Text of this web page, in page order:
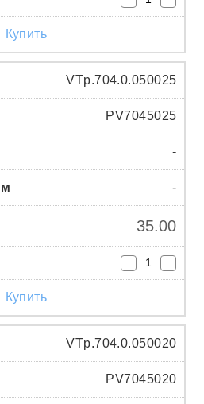
Купить
VTp.704.0.050025
PV7045025
-
-
35.00
Купить
VTp.704.0.050020
PV7045020